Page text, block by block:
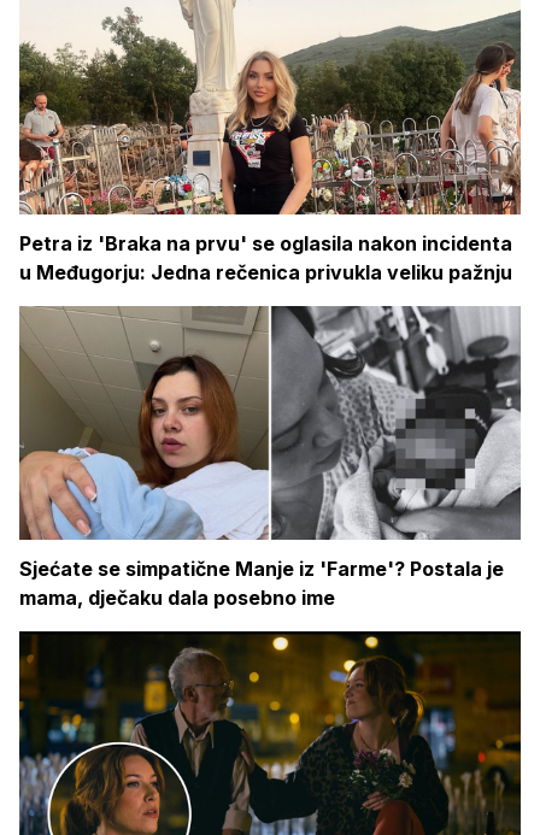
Petra iz 'Braka na prvu' se oglasila nakon incidenta
u Međugorju: Jedna rečenica privukla veliku pažnju
Sjećate se simpatične Manje iz 'Farme'? Postala je
mama, dječaku dala posebno ime